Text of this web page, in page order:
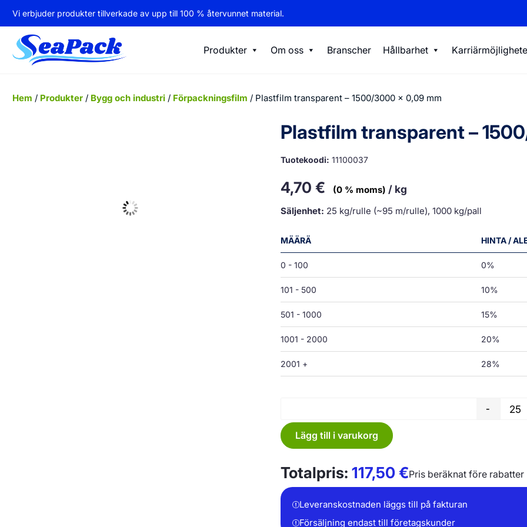
Vi erbjuder produkter tillverkade av upp till 100 % återvunnet material.
Produkter Om oss Branscher Hållbarhet
Hem / Produkter/ Bygg och industri/ Förpackningsfilm / Plastfilm transparent – 1500/3000 x 0,09 mm
Plastfilm transparent –
Tuotekoodi: 11100037
4,70 € (0 % moms) / kg
Säljenhet: 25 kg/rulle (~95 m/rulle), 1000 kg/pall
MÄÄRÄ HINTA /
0 - 100 0%
101 - 500 10%
501 - 1000 15%
1001 - 2000 20%
2001 + 28%
-
Lägg till i varukorg
Totalpris: 117,50€Pris beräknat före rabatter
Leveranskostnaden läggs till på fakturan
Försäljning endast till företagskunder